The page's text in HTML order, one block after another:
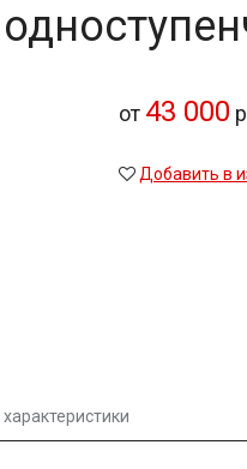
от 43 000
Добавить в